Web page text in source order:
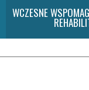
WCZESNE